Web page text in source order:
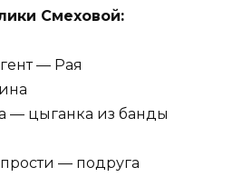
Смеховой:
— Рая
— цыганка из банды
— подруга